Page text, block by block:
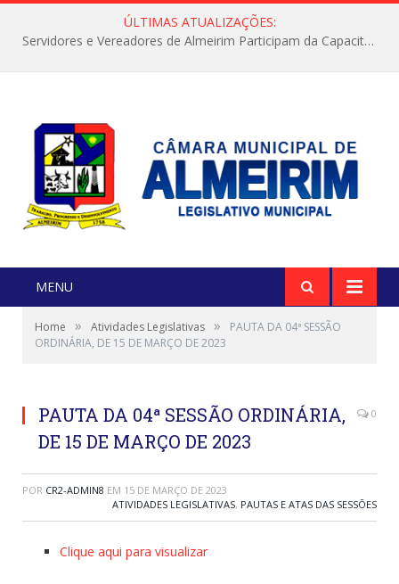
ÚLTIMAS ATUALIZAÇÕES:
Servidores e Vereadores de Almeirim Participam da Capacitação “Orientar é a Nossa Missão”
MENU
Home » Atividades Legislativas »
PAUTA DA 04ª SESSÃO
ORDINÁRIA, DE 15 DE MARÇO DE 2023
PAUTA DA 04ª SESSÃO ORDINÁRIA,
DE 15 DE MARÇO DE 2023
0
POR CR2-ADMIN8 EM 15 DE MARÇO DE 2023
ATIVIDADES LEGISLATIVAS, PAUTAS E ATAS DAS SESSÕES
Clique aqui para visualizar